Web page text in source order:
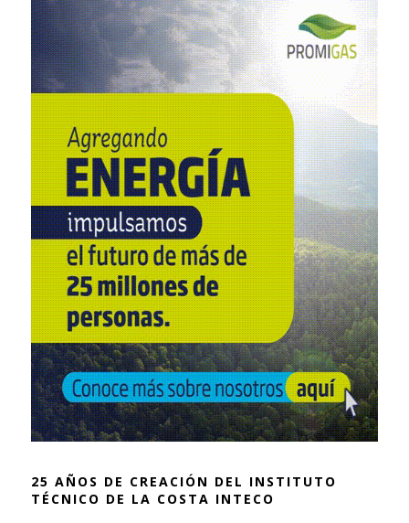
25 AÑOS DE CREACIÓN DEL INSTITUTO
TÉCNICO DE LA COSTA INTECO